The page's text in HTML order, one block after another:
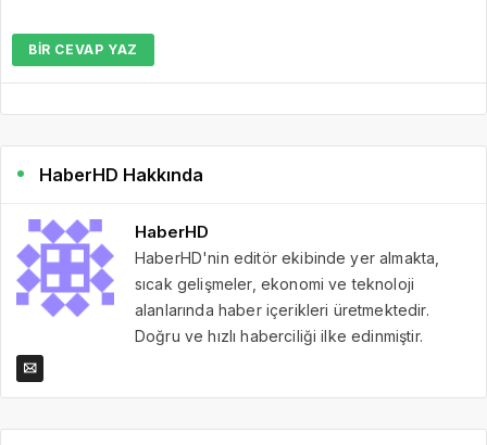
BIR CEVAP YAZ
HaberHD Hakkında
HaberHD
HaberHD'nin editör ekibinde yer almakta,
sıcak gelişmeler, ekonomi ve teknoloji
alanlarında haber içerikleri üretmektedir.
Doğru ve hızlı haberciliği ilke edinmiştir.